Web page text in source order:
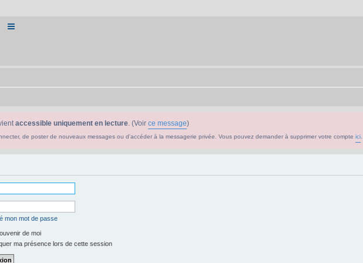
accessible uniquement en lecture. (Voir ce message)
de poster de nouveaux messages ou d'accéder à la messagerie privée. Vous pouvez demander à supprimer votre compte ici
mon mot de passe
de moi
ma présence lors de cette session